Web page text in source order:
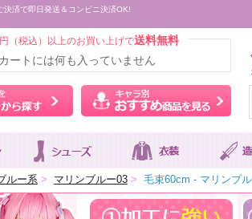
済で即日発送＆コンビニ決済OK!
円（税込）以上のお買い上げで送料無料
カートには何も入っていません
ウィッグをカラーから探す キ
ルー系 > マリンブルー03 > 毛束60cm - マリンブ